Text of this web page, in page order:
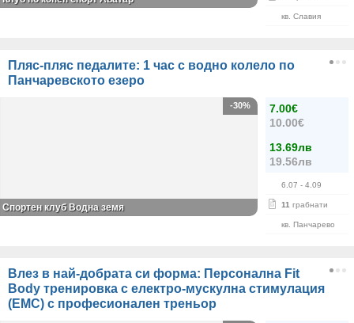
кв. Славия
Пляс-пляс педалите: 1 час с водно колело по
Панчаревското езеро
7.00€
10.00€
13.69лв
19.56лв
6.07 - 4.09
11 грабнати
кв. Панчарево
-30%
Спортен клуб Водна земя
Влез в най-добрата си форма: Персонална Fit
Body тренировка с електро-мускулна стимулация
(ЕМС) с професионален треньор